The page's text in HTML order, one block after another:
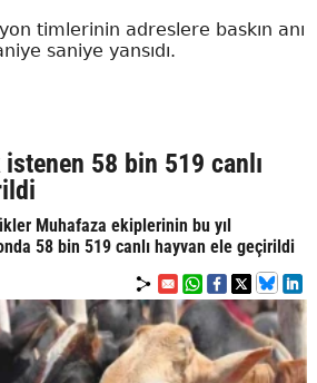
timlerinin adreslere baskın anı
saniye yansıdı.
58 bin 519 canlı
Muhafaza ekiplerinin bu yıl
58 bin 519 canlı hayvan ele geçirildi